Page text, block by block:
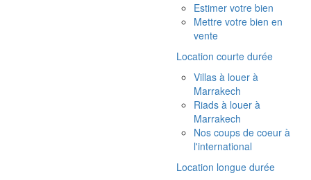
Estimer votre bien
Mettre votre bien en
vente
Location courte durée
Villas à louer à
Marrakech
Riads à louer à
Marrakech
Nos coups de coeur à
l'international
Location longue durée